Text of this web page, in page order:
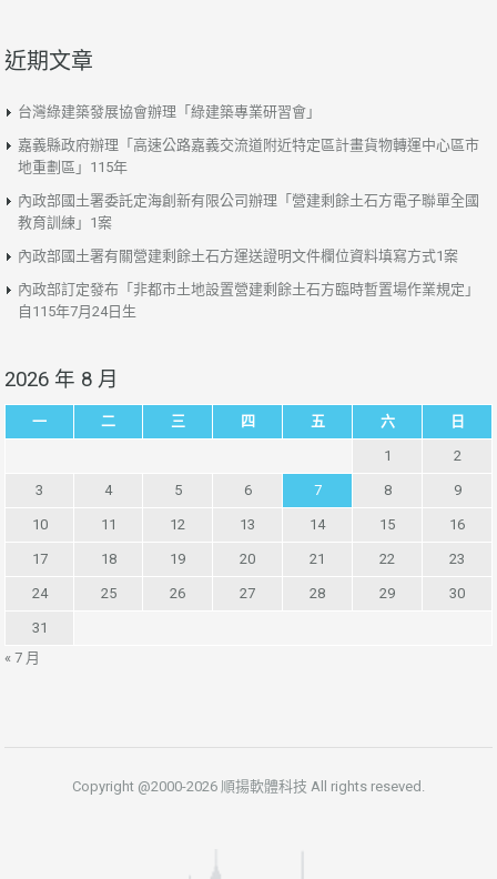
近期文章
台灣綠建築發展協會辦理「綠建築專業研習會」
嘉義縣政府辦理「高速公路嘉義交流道附近特定區計畫貨物轉運中心區市
地重劃區」115年
內政部國土署委託定海創新有限公司辦理「營建剩餘土石方電子聯單全國
教育訓練」1案
內政部國土署有關營建剩餘土石方運送證明文件欄位資料填寫方式1案
內政部訂定發布「非都市土地設置營建剩餘土石方臨時暫置場作業規定」
自115年7月24日生
2026 年 8 月
一 二 三 四 五 六 日
1 2
3 4 5 6 7 8 9
10 11 12 13 14 15 16
17 18 19 20 21 22 23
24 25 26 27 28 29 30
31
« 7 月
Copyright @2000-2026 順揚軟體科技 All rights reseved.